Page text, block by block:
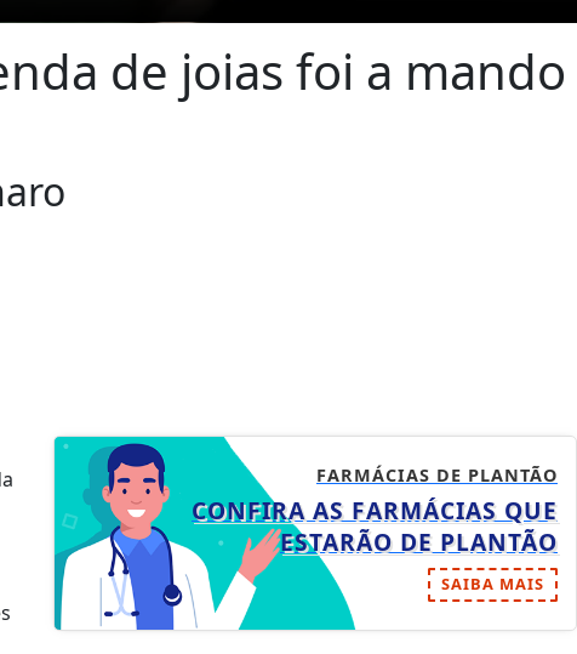
de joias foi a mando
FARMÁCIAS DE PLANTÃO
CONFIRA AS FARMÁCIAS QUE
ESTARÃO DE PLANTÃO
SAIBA MAIS